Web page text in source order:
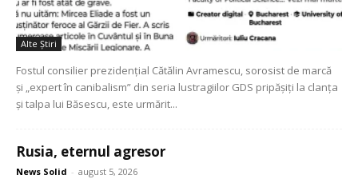
Alte Ştiri
Fostul consilier prezidențial Cătălin Avramescu, sorosist de marcă
și „expert în canibalism” din seria lustragiilor GDS pripășiți la clanța
și talpa lui Băsescu, este urmărit...
Rusia, eternul agresor
News Solid - august 5, 2026